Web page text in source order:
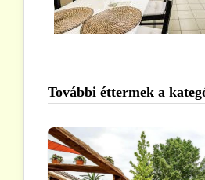
További éttermek a